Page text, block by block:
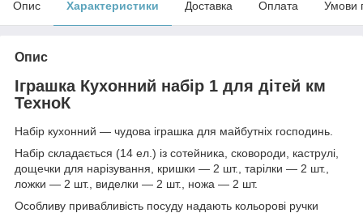
Опис Характеристики Доставка Оплата Умови
Опис
Іграшка Кухонний набір 1 для дітей км
ТехноК
Набір кухонний — чудова іграшка для майбутніх господинь.
Набір складається (14 ел.) із сотейника, сковороди, каструлі,
дощечки для нарізування, кришки — 2 шт., тарілки — 2 шт.,
ложки — 2 шт., виделки — 2 шт., ножа — 2 шт.
Особливу привабливість посуду надають кольорові ручки